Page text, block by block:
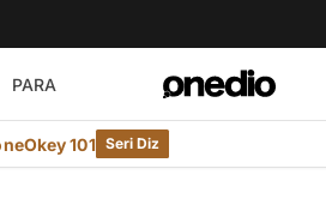
PARA
101 Seri Diz